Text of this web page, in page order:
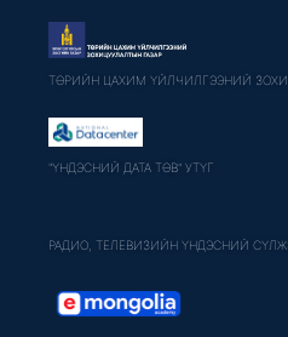
ТӨРИЙН ЦАХИМ ҮЙЛЧИЛГЭЭНИЙ
"ҮНДЭСНИЙ ДАТА ТӨВ" УТҮГ
РАДИО, ТЕЛЕВИЗИЙН ҮНДЭСНИЙ